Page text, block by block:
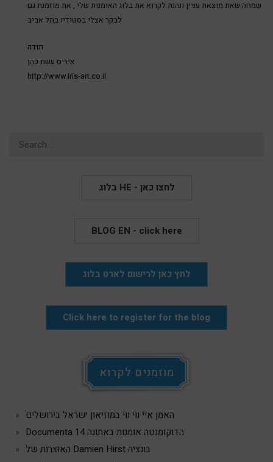
שמחה שאת מוצאת עניין ונהנת לקרוא את בלוג האומנות שלי , את מוזמנת גם
לבקר אצלי בסטודיו בתל אביב
תודה
איריס עשת כהן
http://www.iris-art.co.il
Search
בלוג HE - לחצו כאן
BLOG EN - click here
לחץ כאן לרישום לארט בלוג
Click here to register for the blog
מוזמנים לקרוא
האמן איי ווי ווי במוזיאון ישראל בירושלים
Documenta 14 הדוקומנטה אומנות באתונה
האוצרות של Damien Hirst בונציה